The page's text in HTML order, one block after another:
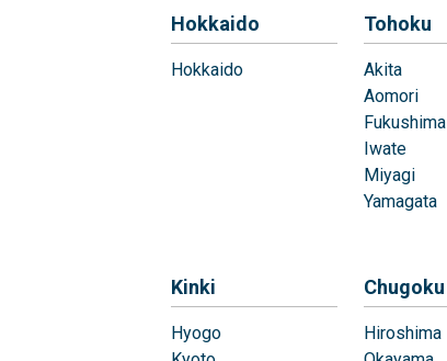
Hokkaido
Hokkaido
Tohoku
Akita
Aomori
Fukushima
Iwate
Miyagi
Yamagata
Kinki
Hyogo
Chugoku
Hiroshima